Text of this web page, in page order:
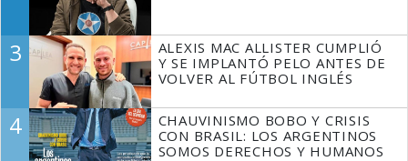
3
ALEXIS MAC ALLISTER CUMPLIÓ
Y SE IMPLANTÓ PELO ANTES DE
VOLVER AL FÚTBOL INGLÉS
4
CHAUVINISMO BOBO Y CRISIS
CON BRASIL: LOS ARGENTINOS
SOMOS DERECHOS Y HUMANOS